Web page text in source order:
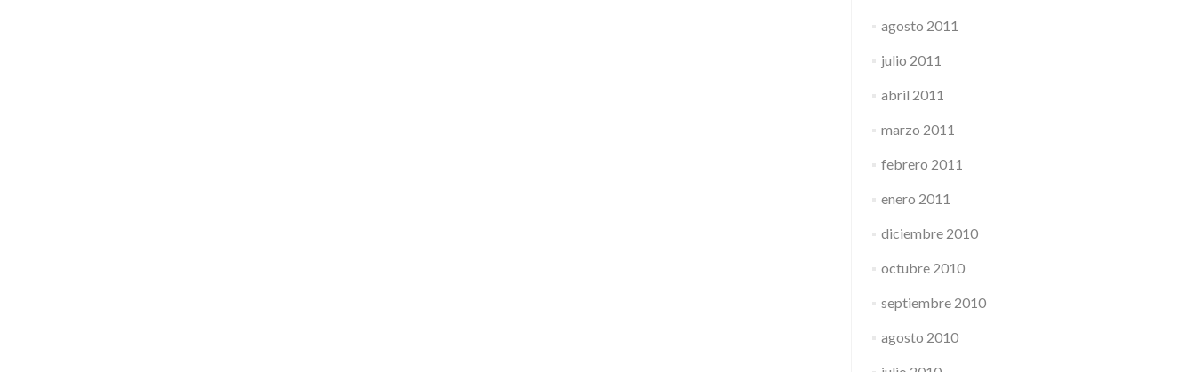
agosto 2011
julio 2011
abril 2011
marzo 2011
febrero 2011
enero 2011
diciembre 2010
octubre 2010
septiembre 2010
agosto 2010